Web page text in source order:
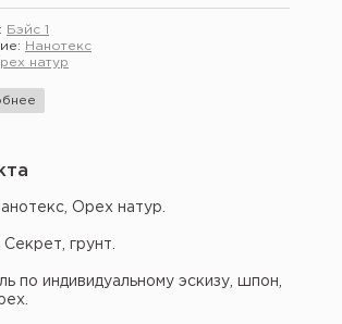
Бэйс 1
Нанотекс
натур
Орех натур.
грунт.
по индивидуальному эскизу, шпон,